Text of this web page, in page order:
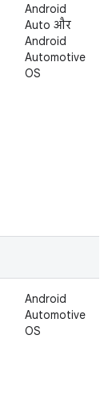
Android
Auto और
Android
Automotive
OS
Android
Automotive
OS